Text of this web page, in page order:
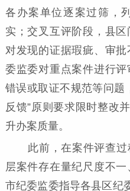
各办案单位逐案过筛，
实；交叉互评阶段，县区
对发现的证据瑕疵、审
委监委对重点案件进行
错误或取证不规范等问题
反馈”原则要求限时整改
升办案质量。
此前，在案件评查
层案件存在量纪尺度不
市纪委监委指导各县区纪